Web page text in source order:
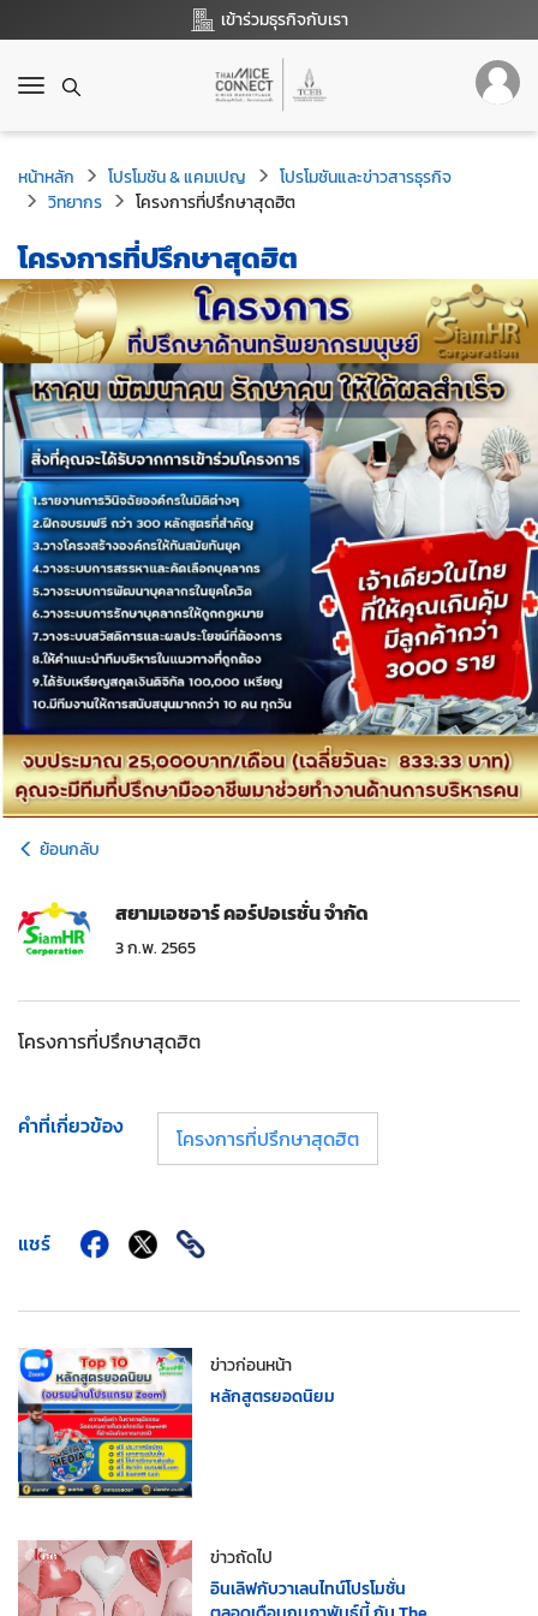
เข้าร่วมธุรกิจกับเรา
T
g
g
l
e
a
v
i
g
a
t
i
o
n
หน้าหลัก โปรโมชัน & แคมเปญ
โปรโมชันและข่าวสารธุรกิจ
วิทยากร
โครงการที่ปรึกษาสุดฮิต
โครงการที่ปรึกษาสุดฮิต
ย้อนกลับ
สยามเอชอาร์ คอร์ปอเรชั่น จำกัด
3 ก.พ. 2565
โครงการที่ปรึกษาสุดฮิต
คำที่เกี่ยวข้อง โครงการที่ปรึกษาสุดฮิต
แชร์
ข่าวก่อนหน้า
หลักสูตรยอดนิยม
ข่าวถัดไป
อินเลิฟกับวาเลนไทน์โปรโมชั่น